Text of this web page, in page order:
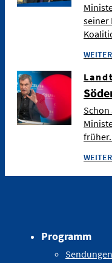
seiner
WEITER
Schon
WEITER
Programm
Sendungen